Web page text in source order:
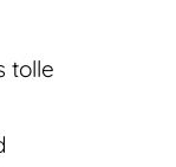
tolle